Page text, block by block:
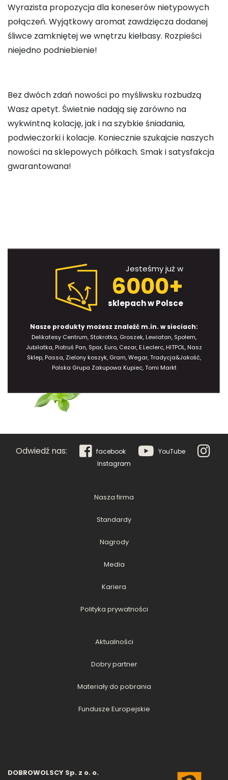
Wyrazista propozycja dla koneserów nietypowych
połączeń. Wyjątkowy aromat zawdzięcza dodanej
śliwce zamkniętej we wnętrzu kiełbasy. Rozpieści
niejedno podniebienie!
Bez dwóch zdań nowości po myśliwsku rozbudzą
Wasz apetyt. Świetnie nadają się zarówno na
wykwintną kolację, jak i na szybkie śniadania,
podwieczorki i kolacje. Koniecznie szukajcie naszych
nowości na sklepowych półkach. Smak i satysfakcja
gwarantowana!
Jesteśmy już w
6000+
sklepach w Polsce
Nasze produkty możesz znaleźć m.in. w sieciach:
Delikatesy Centrum, Stokrotka, Groszek, Lewiatan, Społem,
Jubilatka, Piotruś Pan, Spar, Euro, Cezar, E.Leclerc, HITPOL, Nasz
Sklep, Passa, Zielony koszyk, Gram, Wegar, Tradycja&Jakość,
Polska Grupa Zakupowa Kupiec, Tomi Markt
Odwiedź nas: facebook
YouTube
Instagram
Nasza firma
Standardy
Nagrody
Media
Kariera
Polityka prywatności
Aktualności
Dobry partner
Materiały do pobrania
Fundusze Europejskie
DOBROWOLSCY Sp. z o. o.